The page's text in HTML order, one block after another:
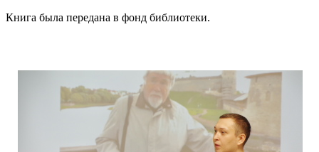
Книга была передана в фонд библиотеки.